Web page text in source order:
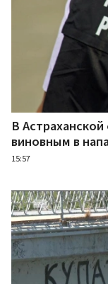
В
виновным в
15:57